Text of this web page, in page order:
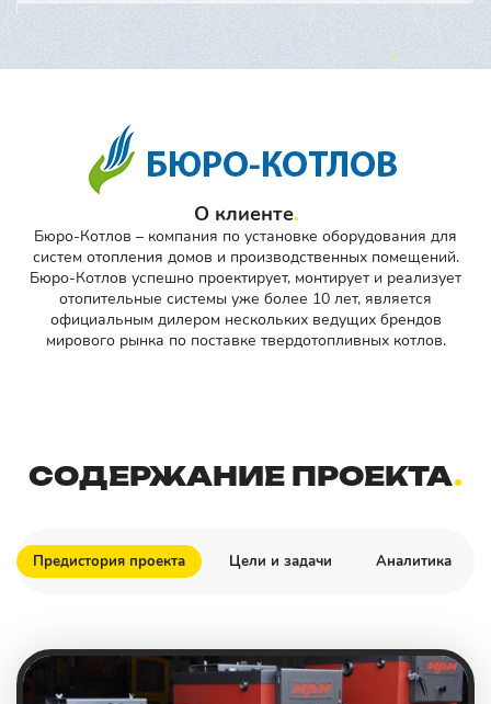
О клиенте
Бюро-Котлов – компания по установке оборудования для
систем отопления домов и производственных помещений.
Бюро-Котлов успешно проектирует, монтирует и реализует
отопительные системы уже более 10 лет, является
официальным дилером нескольких ведущих брендов
мирового рынка по поставке твердотопливных котлов.
СОДЕРЖАНИЕ ПРОЕКТА
Предистория проекта Цели и задачи Аналитика